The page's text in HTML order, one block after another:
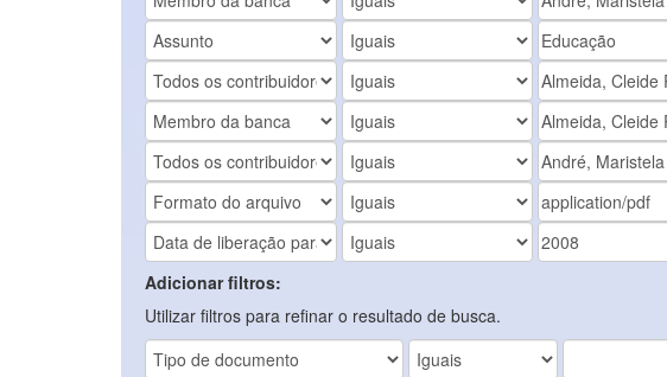
Adicionar filtros:
Utilizar filtros para refinar o resultado de busca.